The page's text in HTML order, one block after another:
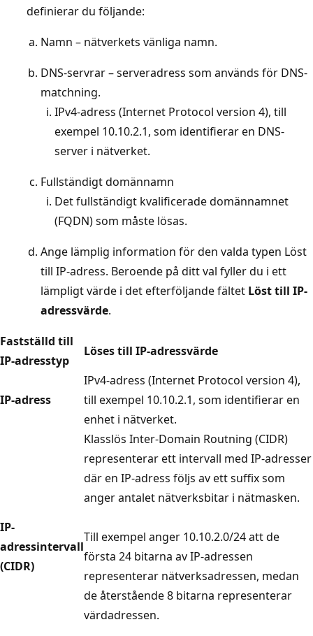
definierar du följande:
Namn – nätverkets vänliga namn.
DNS-servrar – serveradress som används för DNS-
matchning.
IPv4-adress (Internet Protocol version 4), till
exempel 10.10.2.1, som identifierar en DNS-
server i nätverket.
Fullständigt domännamn
Det fullständigt kvalificerade domännamnet
(FQDN) som måste lösas.
Ange lämplig information för den valda typen Löst
till IP-adress. Beroende på ditt val fyller du i ett
lämpligt värde i det efterföljande fältet Löst till IP-
adressvärde.
Fastställd till
IP-adresstyp
Löses till IP-adressvärde
IP-adress
IPv4-adress (Internet Protocol version 4),
till exempel 10.10.2.1, som identifierar en
enhet i nätverket.
IP-
adressintervall
(CIDR)
Klasslös Inter-Domain Routning (CIDR)
representerar ett intervall med IP-adresser
där en IP-adress följs av ett suffix som
anger antalet nätverksbitar i nätmasken.
Till exempel anger 10.10.2.0/24 att de
första 24 bitarna av IP-adressen
representerar nätverksadressen, medan
de återstående 8 bitarna representerar
värdadressen.